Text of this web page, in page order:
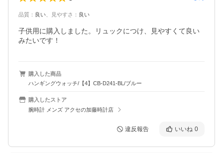
品質 ： 良い 見やすさ ： 良い
子供用に購入しました。リュックにつけ、見やすくて良い
みたいです！
購入した商品
ハンギングウォッチ/【4】CB-D241-BL/ブルー
購入したストア
腕時計 メンズ アクセの加藤時計店
違反報告 いいね 0